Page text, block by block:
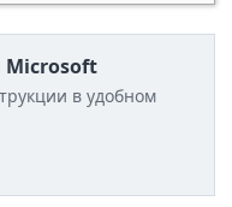
Microsoft
в удобном